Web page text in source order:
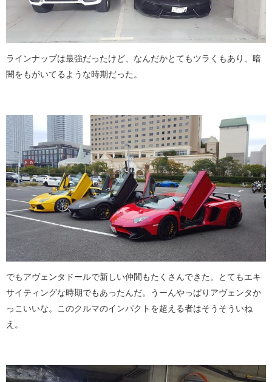
ラインナップは最強だったけど、なんだかとてもツラくもあり、暗
闇をもがいてるような時期だった。
でもアヴェンタドールで新しい仲間もたくさんできた。とてもエキ
サイティングな時期でもあったんだ。うーんやっぱりアヴェンタか
っこいいな。このクルマのインパクトを超える者はそうそういね
え。